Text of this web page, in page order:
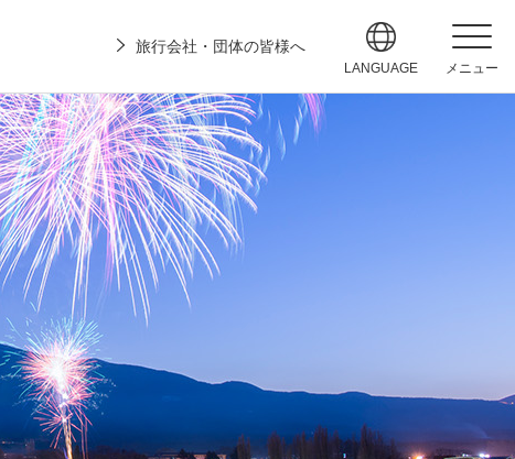
旅行会社・団体の皆様へ
LANGUAGE メニュー